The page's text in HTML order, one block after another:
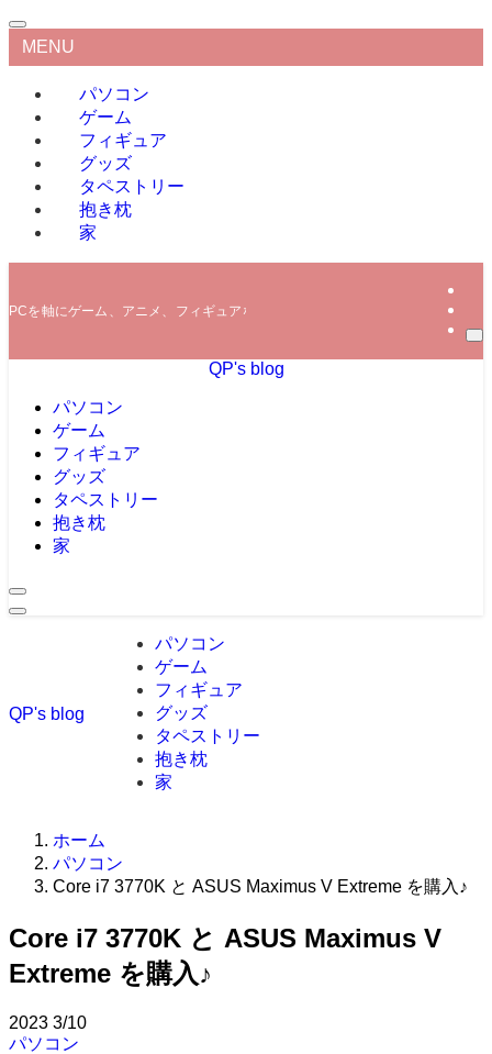
MENU
パソコン
ゲーム
フィギュア
グッズ
タペストリー
抱き枕
家
PCを軸にゲーム、アニメ、フィギュアなどの情報を発信していきます。
QP's blog
パソコン
ゲーム
フィギュア
グッズ
タペストリー
抱き枕
家
QP's blog
パソコン
ゲーム
フィギュア
グッズ
タペストリー
抱き枕
家
ホーム
パソコン
Core i7 3770K と ASUS Maximus V Extreme を購入♪
Core i7 3770K と ASUS Maximus V
Extreme を購入♪
2023 3/10
パソコン